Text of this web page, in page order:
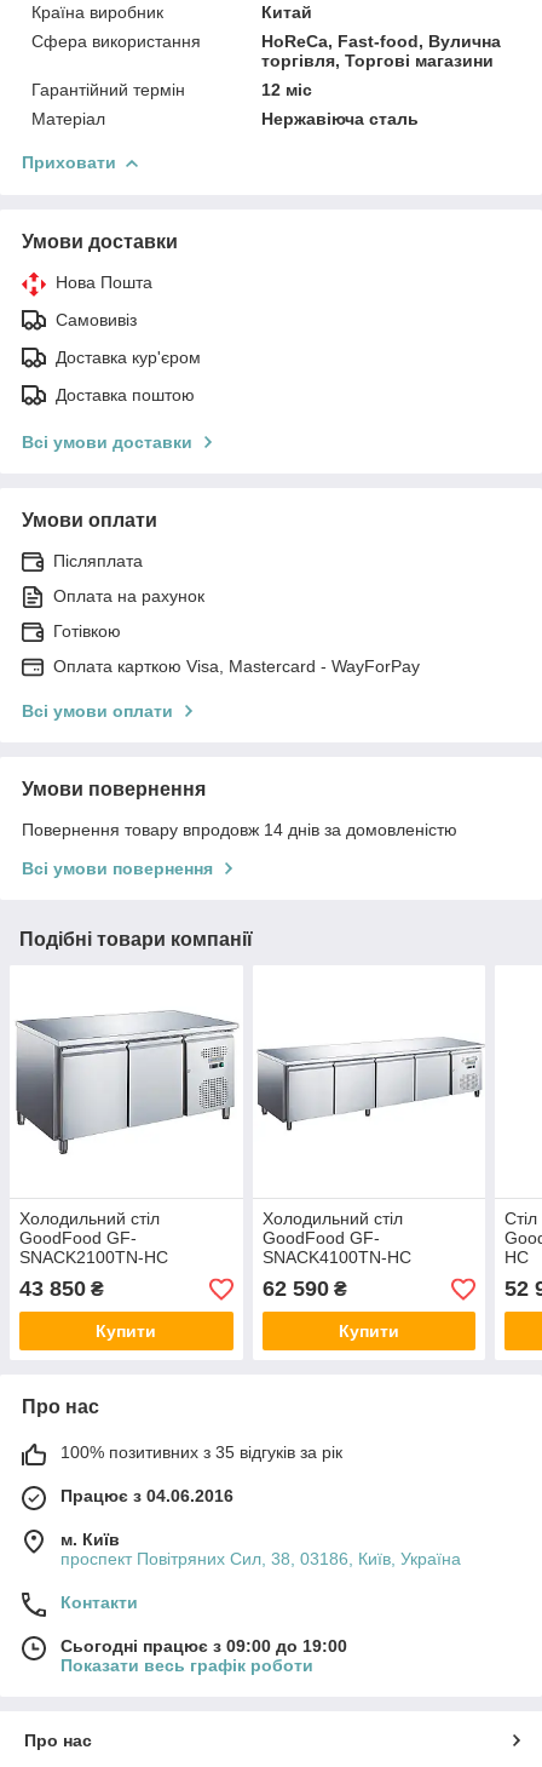
Країна виробник
Китай
Сфера використання
HoReCa, Fast-food, Вулична
торгівля, Торгові магазини
Гарантійний термін
12 міс
Матеріал
Нержавіюча сталь
Приховати
Умови доставки
Нова Пошта
Самовивіз
Доставка кур'єром
Доставка поштою
Всі умови доставки
Умови оплати
Післяплата
Оплата на рахунок
Готівкою
Оплата карткою Visa, Mastercard - WayForPay
Всі умови оплати
Умови повернення
Повернення товару впродовж 14 днів за домовленістю
Всі умови повернення
Подібні товари компанії
Холодильний стіл
GoodFood GF-
SNACK2100TN-HC
43 850 ₴
Купити
Холодильний стіл
GoodFood GF-
SNACK4100TN-HC
62 590₴
Купити
HC
52
Про нас
100% позитивних з 35 відгуків за рік
Працює з 04.06.2016
м. Київ
проспект Повітряних Сил, 38, 03186, Київ, Україна
Контакти
Сьогодні працює з 09:00 до 19:00
Показати весь графік роботи
Про нас